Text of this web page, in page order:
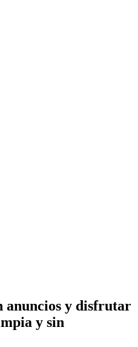
anuncios y disfrutar
y sin